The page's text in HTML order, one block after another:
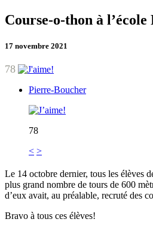
Course-o-thon à
17 novembre 2021
78
Pierre-Boucher
78
< >
Le 14 octobre dernier, tous les élèves
plus grand nombre de tours de 600
d’eux avait, au préalable, recruté des
Bravo à tous ces élèves!